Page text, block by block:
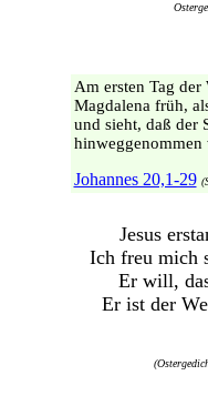
Am ersten Tag
Magdalena früh,
und sieht, daß der
hinweggenommen
Johannes 20,1-29
Jesus
Ich freu mich
Er will,
Er ist der